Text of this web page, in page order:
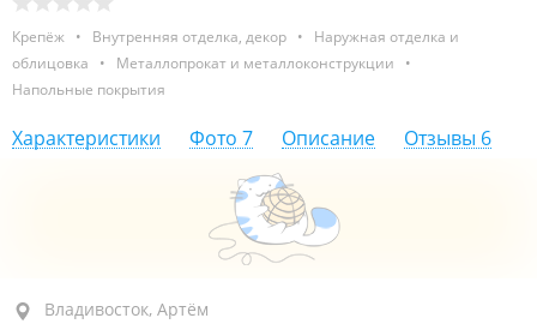
Крепёж • Внутренняя отделка, декор •
Наружная отделка и
облицовка
• Металлопрокат и металлоконструкции
•
Напольные покрытия
Характеристики Фото 7 Описание Отзывы 6
район "БАМ", ул. Иртышская, 17 стр. 7
Владивосток, Артём